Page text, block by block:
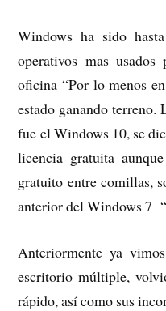
Windows ha sido
operativos mas
oficina “Por lo menos
estado ganando
fue el Windows 10, se
licencia gratuita
gratuito entre comillas,
anterior del Windows 7
Anteriormente ya
escritorio múltiple,
rápido, así como sus